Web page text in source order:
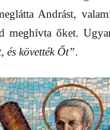
Andrást,
meghívta őket.
és követték Őt”.